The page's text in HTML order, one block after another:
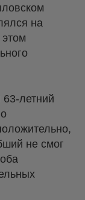
на
летний
не смог